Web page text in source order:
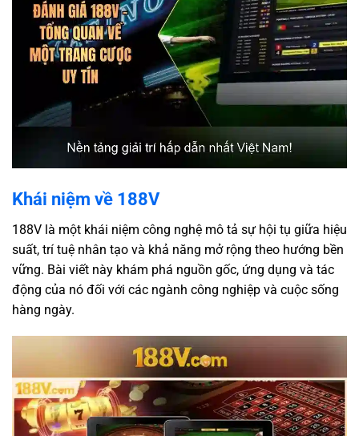
Khái niệm về 188V
188V là một khái niệm công nghệ mô tả sự hội tụ giữa hiệu
suất, trí tuệ nhân tạo và khả năng mở rộng theo hướng bền
vững. Bài viết này khám phá nguồn gốc, ứng dụng và tác
động của nó đối với các ngành công nghiệp và cuộc sống
hàng ngày.